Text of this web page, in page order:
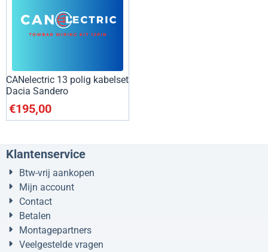
CANelectric 13 polig kabelset
Dacia Sandero
€195,00
Klantenservice
Btw-vrij aankopen
Mijn account
Contact
Betalen
Montagepartners
Veelgestelde vragen